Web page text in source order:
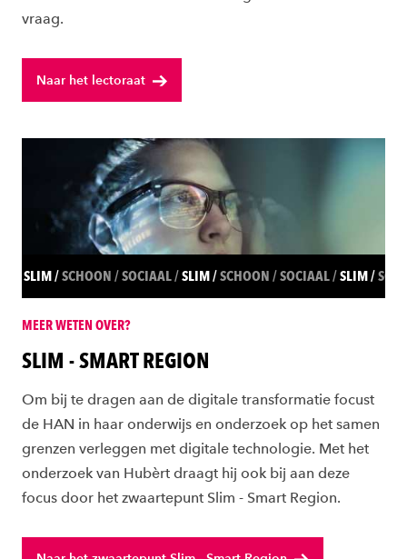
vraag.
Naar het lectoraat
MEER WETEN OVER?
SLIM - SMART REGION
Om bij te dragen aan de digitale transformatie focust
de HAN in haar onderwijs en onderzoek op het samen
grenzen verleggen met digitale technologie. Met het
onderzoek van Hubèrt draagt hij ook bij aan deze
focus door het zwaartepunt Slim - Smart Region.
SLIM SCHOON SOCIAAL SLIM SCHOON SOCIAAL SLIM